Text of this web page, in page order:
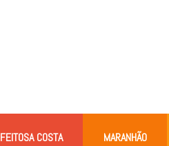
FEITOSA COSTA MARANHÃO